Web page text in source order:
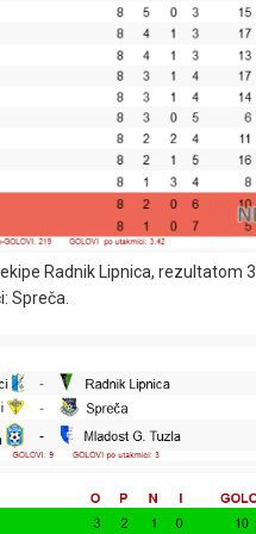
Radnik Lipnica, rezultatom
Spreča.